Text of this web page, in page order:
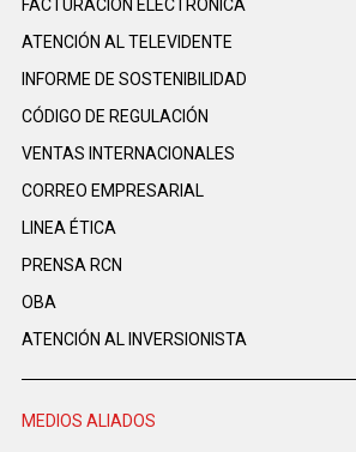
FACTURACIÓN ELECTRÓNICA
ATENCIÓN AL TELEVIDENTE
INFORME DE SOSTENIBILIDAD
CÓDIGO DE REGULACIÓN
VENTAS INTERNACIONALES
CORREO EMPRESARIAL
LINEA ÉTICA
PRENSA RCN
OBA
ATENCIÓN AL INVERSIONISTA
MEDIOS ALIADOS